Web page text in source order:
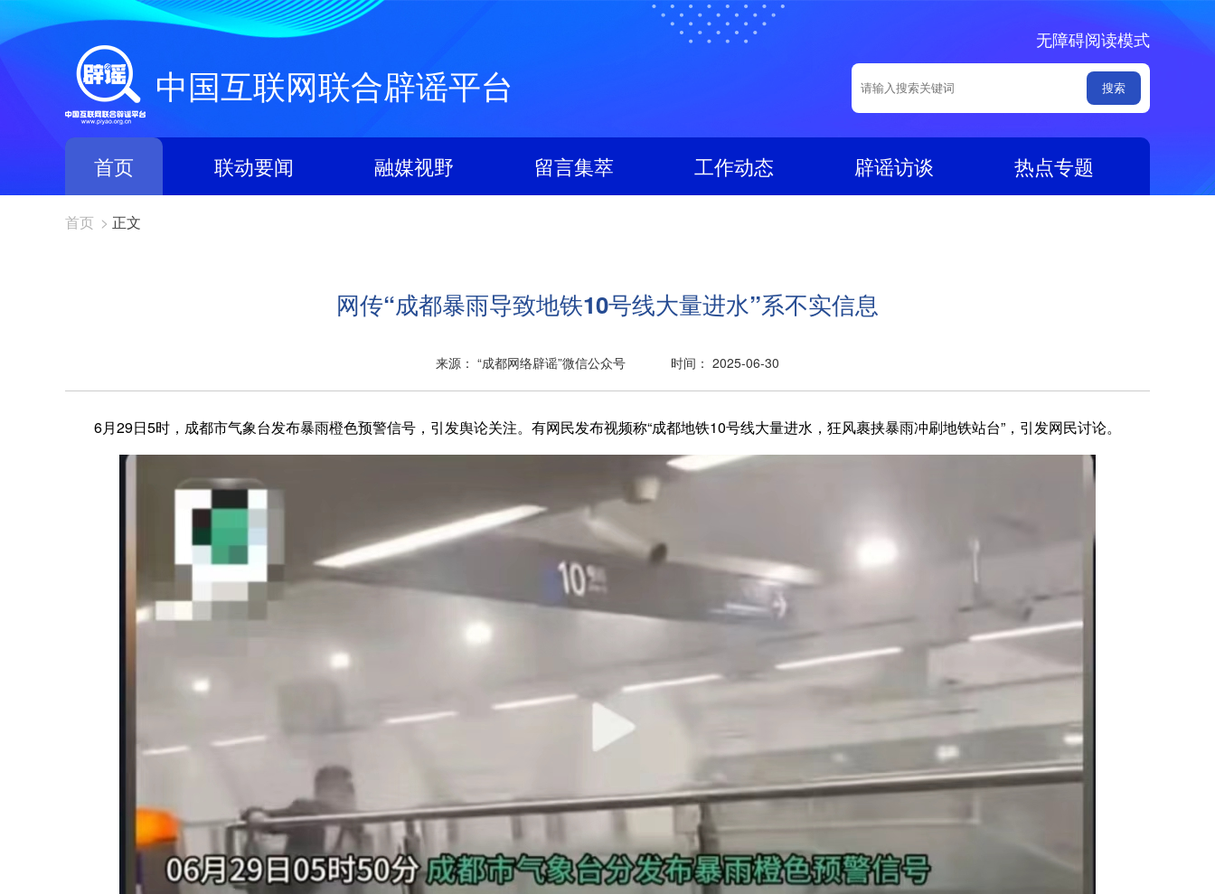
无障碍阅读模式
中国互联网联合辟谣平台
首页 联动要闻 融媒视野 留言集萃 工作动态 辟谣访谈 热点专题
首页 > 正文
网传“成都暴雨导致地铁10号线大量进水”系不实信息
来源： “成都网络辟谣”微信公众号 时间： 2025-06-30
6月29日5时，成都市气象台发布暴雨橙色预警信号，引发舆论关注。有网民发布视频称“成都地铁10号线大量进水，狂风裹挟暴雨冲刷地铁站台”，引发网民讨论。